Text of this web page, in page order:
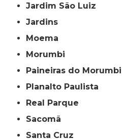
Jardim São Luiz
Jardins
Moema
Morumbi
Paineiras do Morumbi
Planalto Paulista
Real Parque
Sacomã
Santa Cruz